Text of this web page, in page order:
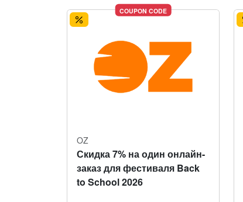
COUPON CODE
OZ
Скидка 7% на один онлайн-
заказ для фестиваля Back
to School 2026